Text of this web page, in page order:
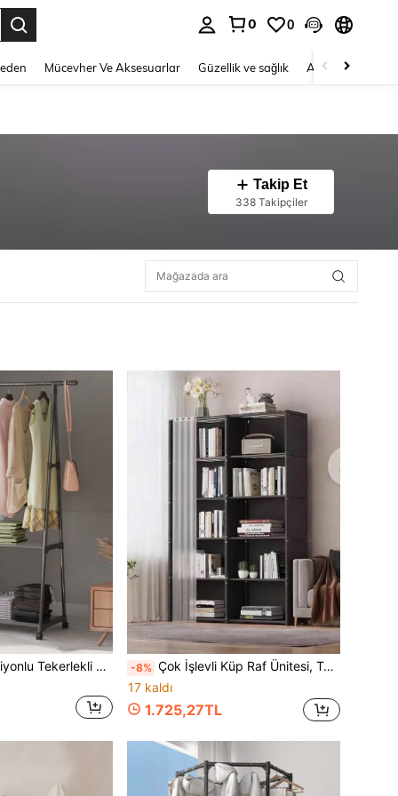
0 0
Mücevher Ve Aksesuarlar Güzellik ve sağlık Ayakkabı
Takip Et
338 Takipçiler
1 adet Çok Fonksiyonlu Tekerlekli Elbise Askısı, Tekerlekli Yer Standlı Elbise Askısı, Sağlam ve Taşınabilir, Şık, Kolay Montaj, Oturma Odası, Yatak Odası, Giriş, Ofis, Ev, Tatil ve Sevgililer Günü Hediyesi İçin Uygundur -8% Çok İşlevli Küp Raf Ünitesi, Taşınabilir Dolap Düzenleyici, Perdeli Bağımsız Sergi Rafı, Kitaplar İçin Depolama Dolabı, Yatak Odası, Oturma Odası, Mutfak, Ofis, Ev Dekoru, Tatil Hediyesi
17 kaldı
1.725,27TL